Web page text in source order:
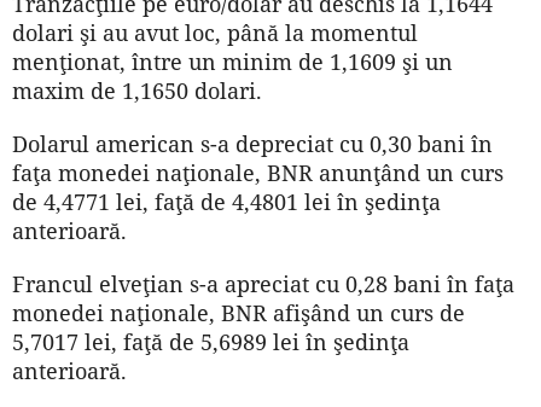
dolari şi au avut loc, până la momentul
menţionat, între un minim de 1,1609 şi un
maxim de 1,1650 dolari.
Dolarul american s-a depreciat cu 0,30 bani în
faţa monedei naţionale, BNR anunţând un curs
de 4,4771 lei, faţă de 4,4801 lei în şedinţa
anterioară.
Francul elveţian s-a apreciat cu 0,28 bani în faţa
monedei naţionale, BNR afişând un curs de
5,7017 lei, faţă de 5,6989 lei în şedinţa
anterioară.